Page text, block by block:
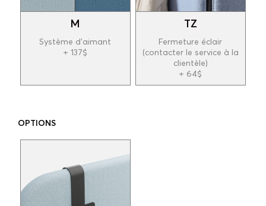
M
Système d'aimant
+ 137$
TZ
Fermeture éclair
(contacter le service à la
clientèle)
+ 64$
OPTIONS